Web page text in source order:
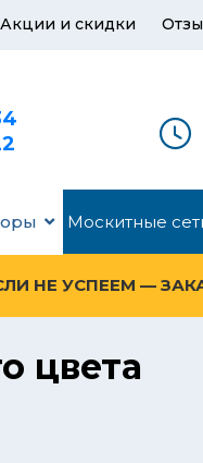
Акции и скидки
Москитные
НЕ УСПЕЕМ —
цвета